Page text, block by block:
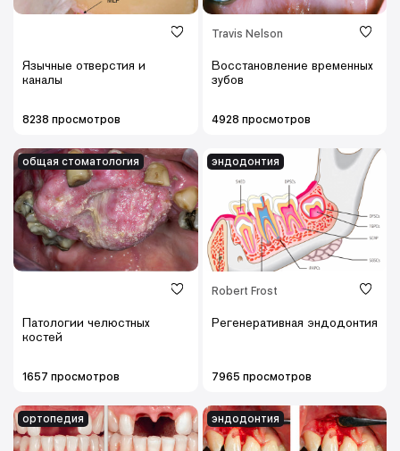
Язычные отверстия и
каналы
8238 просмотров
Travis Nelson
Восстановление временных
зубов
4928 просмотров
общая стоматология
Патологии челюстных
костей
1657 просмотров
эндодонтия
Robert Frost
Регенеративная эндодонтия
7965 просмотров
ортопедия эндодонтия